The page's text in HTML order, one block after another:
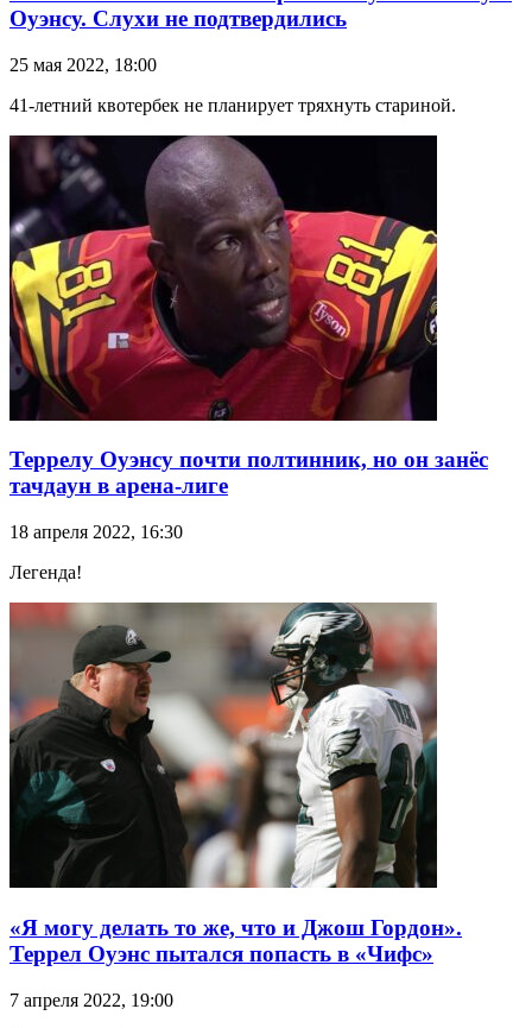
Оуэнсу. Слухи не подтвердились
25 мая 2022, 18:00
41-летний квотербек не планирует тряхнуть стариной.
Террелу Оуэнсу почти полтинник, но он занёс
тачдаун в арена-лиге
18 апреля 2022, 16:30
Легенда!
«Я могу делать то же, что и Джош Гордон».
Террел Оуэнс пытался попасть в «Чифс»
7 апреля 2022, 19:00